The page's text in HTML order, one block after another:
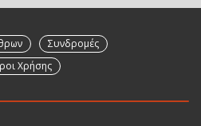
Συνδρομές
Χρήσης